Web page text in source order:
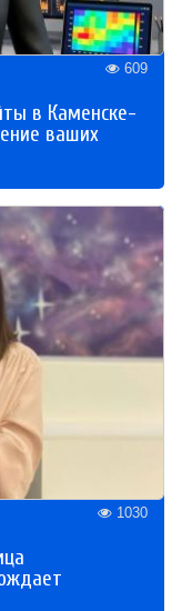
609
в Каменске-
ваших
1030